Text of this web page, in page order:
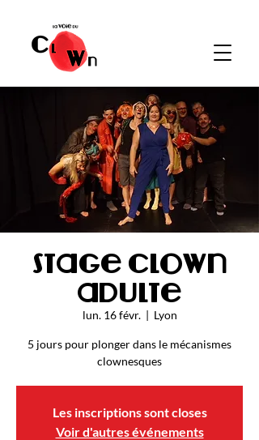
Stage clown
adulte
lun. 16 févr.
  |
Lyon
5 jours pour plonger dans le mécanismes
clownesques
Les inscriptions sont closes
Voir d'autres événements